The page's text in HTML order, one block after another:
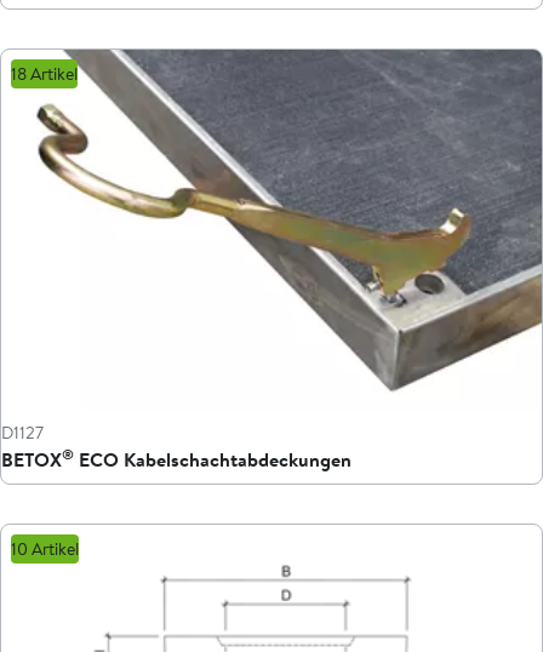
18 Artikel
D1127
BETOX® ECO Kabelschachtabdeckungen
10 Artikel